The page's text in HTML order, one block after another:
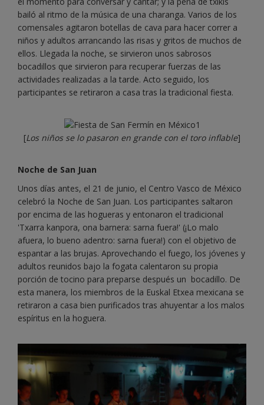
bailó al ritmo de la música de una charanga. Varios de los
comensales agitaron botellas de cava para hacer correr a
niños y adultos arrancando las risas y gritos de muchos de
ellos. Llegada la noche, se sirvieron unos sabrosos
bocadillos que sirvieron para recuperar fuerzas de las
actividades realizadas a la tarde. Acto seguido, los
participantes se retiraron a casa tras la tradicional fiesta.
[Los niños se lo pasaron en grande con el toro inflable]
Noche de San Juan
Unos días antes, el 21 de junio, el Centro Vasco de México
celebró la Noche de San Juan. Los participantes saltaron
por encima de las hogueras y entonaron el tradicional
'Txarra kanpora, ona barnera: sarna fuera!' (¡Lo malo
afuera, lo bueno adentro: sarna fuera!) con el objetivo de
espantar a las brujas. Aprovechando el fuego, los jóvenes y
adultos reunidos bajo la fogata calentaron su propia
porción de tocino para preparse después un bocadillo. De
esta manera, los miembros de la Euskal Etxea mexicana se
retiraron a casa bien purificados tras ahuyentar a los malos
espíritus en la hoguera.